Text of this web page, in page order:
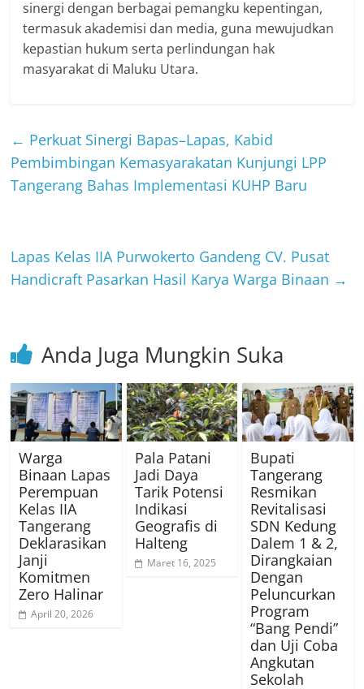
sinergi dengan berbagai pemangku kepentingan,
termasuk akademisi dan media, guna mewujudkan
kepastian hukum serta perlindungan hak
masyarakat di Maluku Utara.
← Perkuat Sinergi Bapas–Lapas, Kabid
Pembimbingan Kemasyarakatan Kunjungi LPP
Tangerang Bahas Implementasi KUHP Baru
Lapas Kelas IIA Purwokerto Gandeng CV. Pusat
Handicraft Pasarkan Hasil Karya Warga Binaan →
Anda Juga Mungkin Suka
Warga
Binaan Lapas
Perempuan
Kelas IIA
Tangerang
Deklarasikan
Janji
Komitmen
Zero Halinar
April 20, 2026
Pala Patani
Jadi Daya
Tarik Potensi
Indikasi
Geografis di
Halteng
Maret 16, 2025
Bupati
Tangerang
Resmikan
Revitalisasi
SDN Kedung
Dalem 1 & 2,
Dirangkaian
Dengan
Peluncurkan
Program
“Bang Pendi”
dan Uji Coba
Angkutan
Sekolah